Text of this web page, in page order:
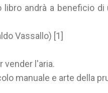
andrà a beneficio di
Vassallo) [1]
vender l'aria.
manuale e arte della